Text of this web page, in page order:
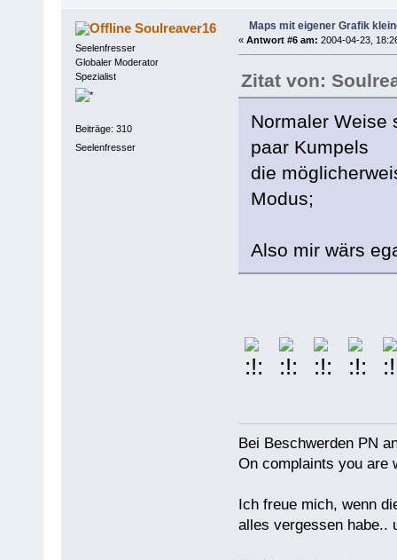
Soulreaver16
Seelenfresser
Globaler Moderator
Spezialist
Beiträge: 310
Seelenfresser
Maps mit eigener Grafik
« Antwort #6 am: 2004-04-23,
Zitat von:
Normaler Weise
paar Kumpels
die
Modus;
Also mir wärs
Bei Beschwerden PN
On complaints you are
Ich freue mich, wenn
alles vergessen habe..